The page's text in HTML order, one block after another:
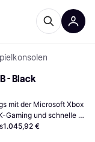
- Black
mit der Microsoft Xbox
Gaming und schnelle
1.045,92 €